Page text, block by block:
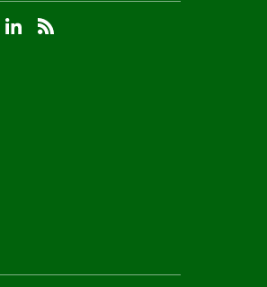
WhatsappLinkedin